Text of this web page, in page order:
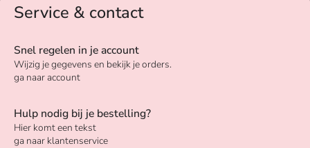
Service & contact
Snel regelen in je account
Wijzig je gegevens en bekijk je orders.
ga naar account
Hulp nodig bij je bestelling?
Hier komt een tekst
ga naar klantenservice